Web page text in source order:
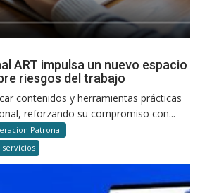
ART impulsa un nuevo espacio
riesgos del trabajo
contenidos y herramientas prácticas
reforzando su compromiso con...
Patronal
servicios